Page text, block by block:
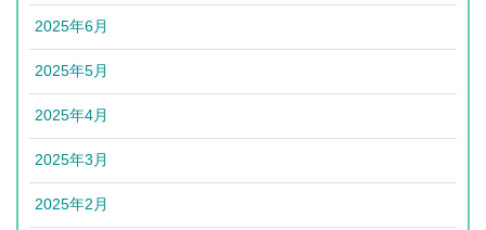
2025年6月
2025年5月
2025年4月
2025年3月
2025年2月